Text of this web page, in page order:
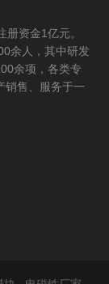
资金1亿元。
余人，其中研发
余项，各类专
销售、服务于一